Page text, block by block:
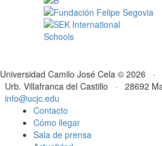
Universidad Camilo José Cela © 2026
Urb. Villafranca del Castillo · 28692
info@ucjc.edu
Contacto
Cómo llegar
Sala de prensa